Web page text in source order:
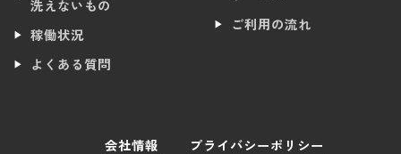
洗えないもの
稼働状況
よくある質問
ご利用の流れ
会社情報 プライバシーポリシー